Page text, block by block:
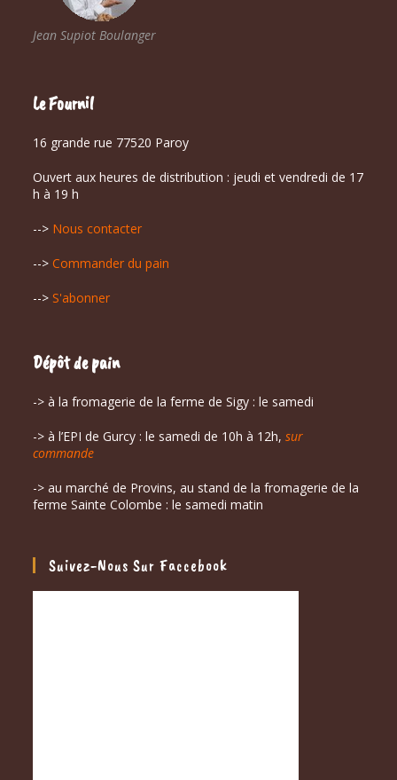
Jean Supiot Boulanger
Le Fournil
16 grande rue 77520 Paroy
Ouvert aux heures de distribution : jeudi et vendredi de 17
h à 19 h
--> Nous contacter
-->Commander du pain
--> S'abonner
Dépôt de pain
-> à la fromagerie de la ferme de Sigy : le samedi
-> à l’EPI de Gurcy : le samedi de 10h à 12h,sur
commande
-> au marché de Provins, au stand de la fromagerie de la
ferme Sainte Colombe : le samedi matin
Suivez-Nous Sur Faccebook